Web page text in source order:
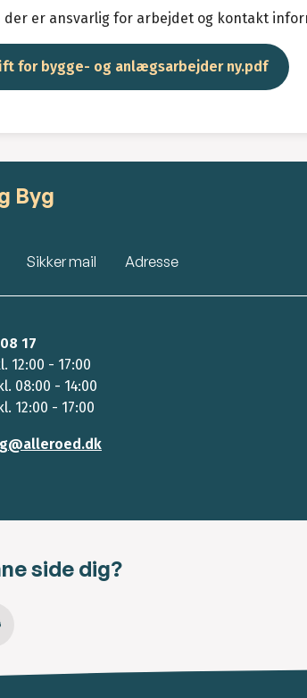
der er ansvarlig for arbejdet og kontakt
for bygge- og anlægsarbejder ny.pdf
Byg
Sikker mail Adresse
17
12:00 - 17:00
08:00 - 14:00
12:00 - 17:00
side dig?